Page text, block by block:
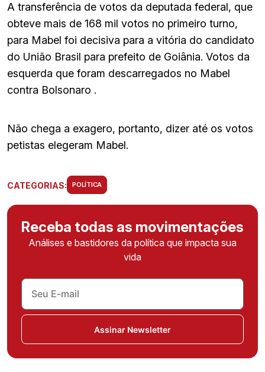
A transferência de votos da deputada federal, que
obteve mais de 168 mil votos no primeiro turno,
para Mabel foi decisiva para a vitória do candidato
do União Brasil para prefeito de Goiânia. Votos da
esquerda que foram descarregados no Mabel
contra Bolsonaro .
Não chega a exagero, portanto, dizer até os votos
petistas elegeram Mabel.
CATEGORIAS: POLÍTICA
Receba todas as movimentações
Análises e bastidores da política que impacta sua
vida
Assinar Newsletter